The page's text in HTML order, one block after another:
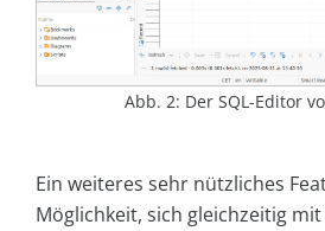
Abb. 2: Der SQL-Editor
Ein weiteres sehr nützliches
Möglichkeit, sich gleichzeitig